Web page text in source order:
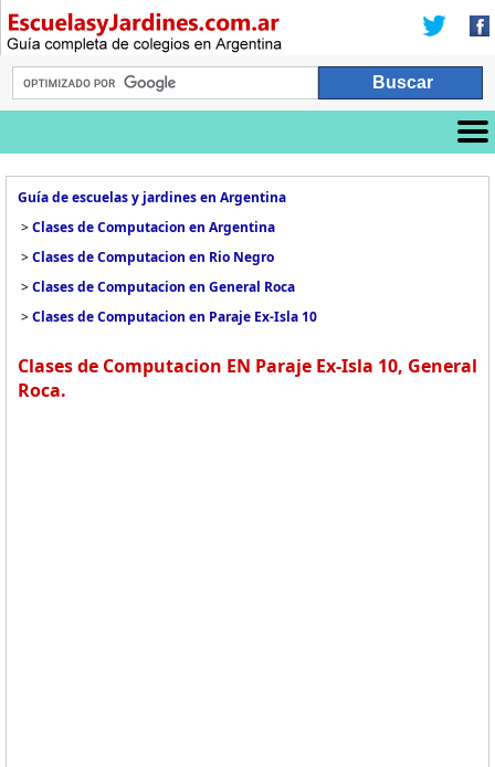
Guía de escuelas y jardines en Argentina
>Clases de Computacion en Argentina
>Clases de Computacion en Rio Negro
>Clases de Computacion en General Roca
>Clases de Computacion en Paraje Ex-Isla 10
Clases de Computacion EN Paraje Ex-Isla 10, General
Roca.